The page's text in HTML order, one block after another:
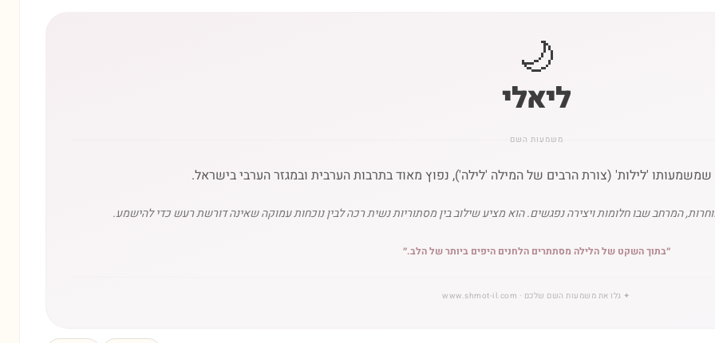
🌙
ליאלי
משמעות השם
'לילות' (צורת הרבים של המילה 'לילה'), נפוץ מאוד בתרבות הערבית ובמגזר הערבי בישראל.
המרחב שבו חלומות ויצירה נפגשים. הוא מציע שילוב בין מסתוריות נשית רכה לבין נוכחות עמוקה שאינה דורשת רעש כדי להישמע.
״בתוך השקט של הלילה מסתתרים הלחנים היפים ביותר של הלב.״
✦ גלו את משמעות השם שלכם · www.shmot-il.com